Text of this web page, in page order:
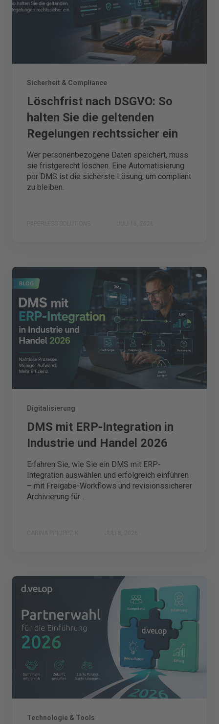
Sicherheit & Compliance
Löschfrist nach DSGVO: So
halten Sie die geltenden
Regelungen rechtssicher ein
Wer personenbezogene Daten speichert, muss
sie fristgerecht löschen. Eine Automatisierung
per DMS ist die sicherste Lösung, um compliant
zu bleiben.
Digitalisierung
DMS mit ERP-Integration in
Industrie und Handel 2026
Erfahren Sie, wie Sie ein DMS mit ERP-
Integration auswählen und erfolgreich einführen
– mit Freigabe-Workflows und revisionssicherer
Archivierung für...
Technologie & Tools